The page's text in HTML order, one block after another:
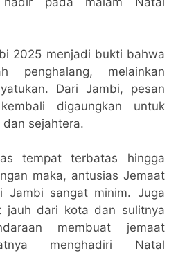
2025 menjadi bukti bahwa
penghalang, melainkan
Dari Jambi, pesan
digaungkan untuk
dan sejahtera.
tempat terbatas hingga
maka, antusias Jemaat
Jambi sangat minim. Juga
jauh dari kota dan sulitnya
membuat jemaat
menghadiri Natal